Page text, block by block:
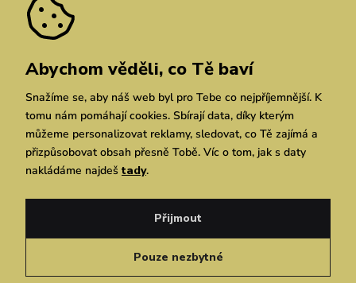
Dárkové poukazy
Vuchlook
Prodejny
Praha Brno Chrudim
Zásady ochrany osobních údajů
Simplia.cz
Zásady ochrany osobních údajů
Čeština
Abychom věděli, co Tě baví
Snažíme se, aby náš web byl pro Tebe co nejpříjemnější. K
tomu nám pomáhají cookies. Sbírají data, díky kterým
můžeme personalizovat reklamy, sledovat, co Tě zajímá a
přizpůsobovat obsah přesně Tobě. Víc o tom, jak s daty
nakládáme najdeš tady.
Pouze nezbytné
Přijmout